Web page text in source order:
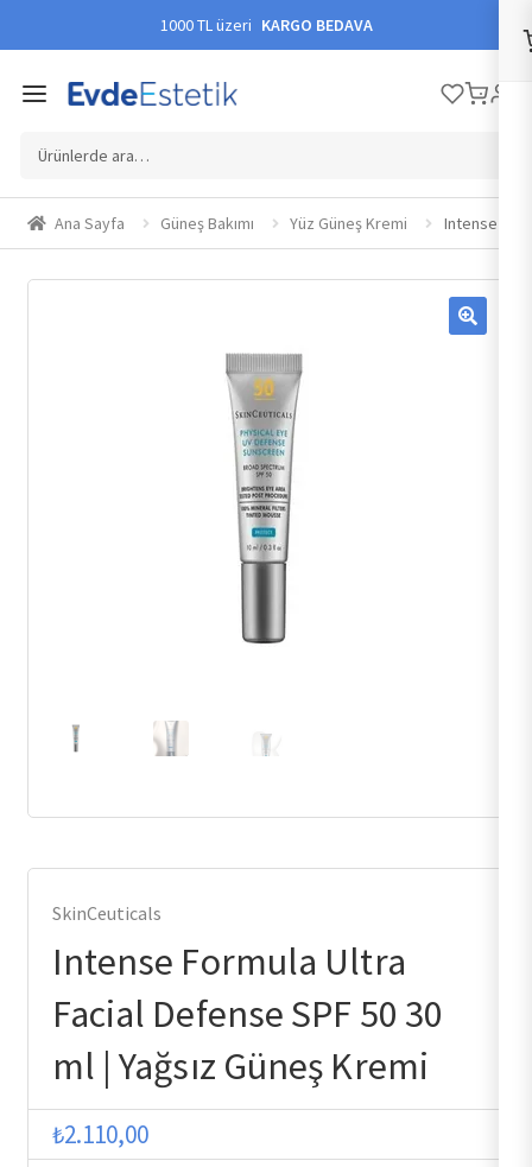
1000 TL üzeri KARGO BEDAVA
Ara:
Ana Sayfa Güneş Bakımı Yüz Güneş Kremi Intense
SkinCeuticals
Intense Formula Ultra
Facial Defense SPF 50 30
ml | Yağsız Güneş Kremi
₺2.110,00